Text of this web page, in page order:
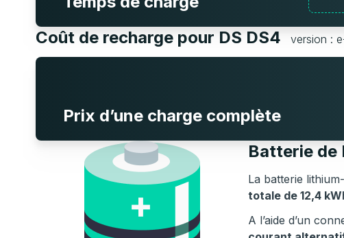
Coût de recharge pour DS DS4 version :
Prix d’une charge complète
Batterie de
La batterie
totale de 12,4
A l’aide d’un